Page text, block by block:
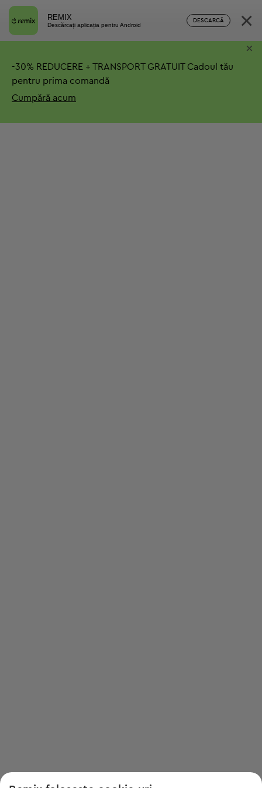
REMIX
Descărcați aplicația pentru Android
DESCARCĂ ×
-30% REDUCERE + TRANSPORT GRATUITCadoul tău
pentru prima comandă
Cumpără acum
×